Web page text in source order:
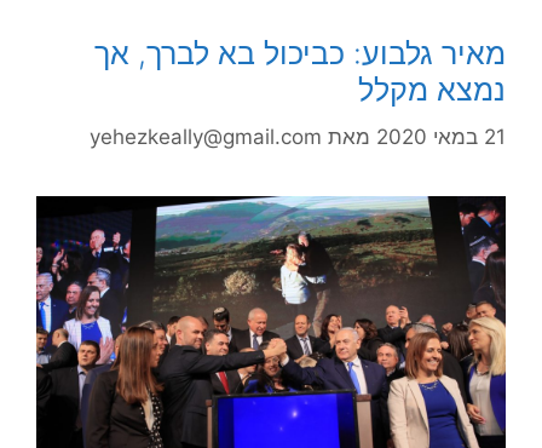
מאיר גלבוע: כביכול בא לברך, אך
נמצא מקלל
21 במאי 2020 מאת yehezkeally@gmail.com